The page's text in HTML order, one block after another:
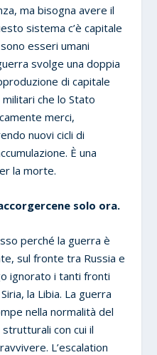
ma bisogna avere il
sistema c’è capitale
esseri umani
svolge una doppia
di capitale
che lo Stato
merci,
nuovi cicli di
È una
la morte.
solo ora.
perché la guerra è
sul fronte tra Russia e
ignorato i tanti fronti
la Libia. La guerra
nella normalità del
con cui il
L’escalation